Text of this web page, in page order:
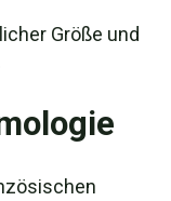
Größe und